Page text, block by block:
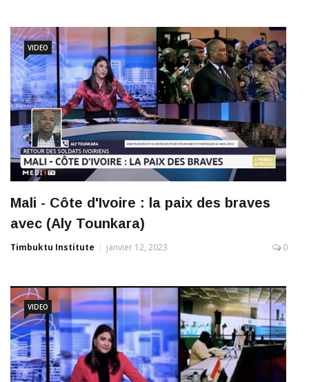
VIDEO
Mali - Côte d'Ivoire : la paix des braves
avec (Aly Tounkara)
Timbuktu Institute janvier 12, 2023 0
VIDEO